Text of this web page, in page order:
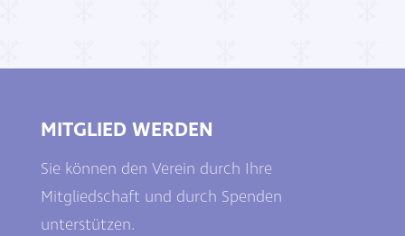
MITGLIED WERDEN
Sie können den Verein durch Ihre
Mitgliedschaft und durch Spenden
unterstützen.